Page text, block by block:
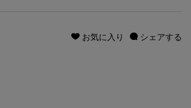
シェアする
お気に入り